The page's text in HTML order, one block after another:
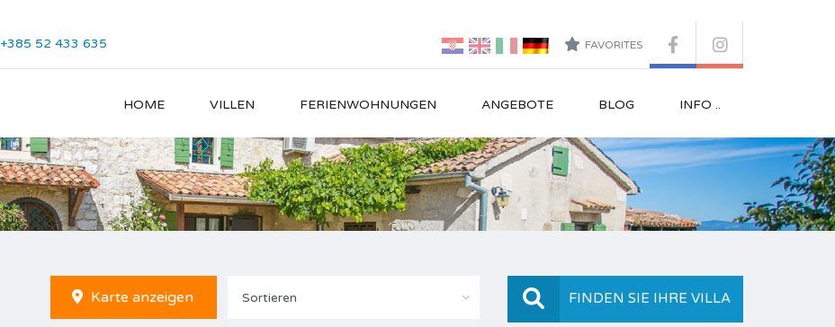
FAVORITES
+385 52 433 635
HOME VILLEN FERIENWOHNUNGEN ANGEBOTE BLOG INFO ..
Karte anzeigen Sortieren FINDEN SIE IHRE VILLA